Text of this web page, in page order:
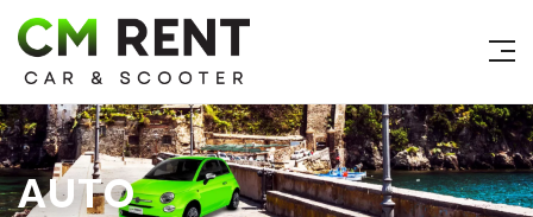
AUTO